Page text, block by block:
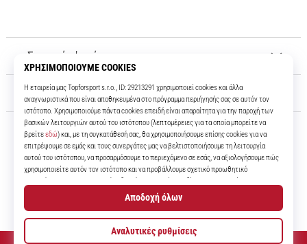
11teamsports.cy
Για πάνω από 16 χρόνια είμαστε οι συμπαίκτες σας, προσφέροντάς σας
τα καλύτερα και πιο σύγχρονα ποδοσφαιρικά προϊόντα.
Σχετικά μ' εμάς
Εξυπηρέτηση πελατών